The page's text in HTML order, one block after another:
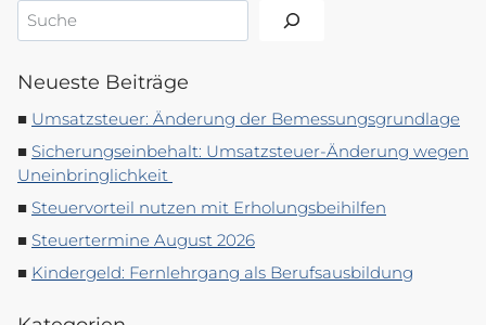
Suchen
Neueste Beiträge
Umsatzsteuer: Änderung der Bemessungsgrundlage
Sicherungseinbehalt: Umsatzsteuer-Änderung wegen
Uneinbringlichkeit
Steuervorteil nutzen mit Erholungsbeihilfen
Steuertermine August 2026
Kindergeld: Fernlehrgang als Berufsausbildung